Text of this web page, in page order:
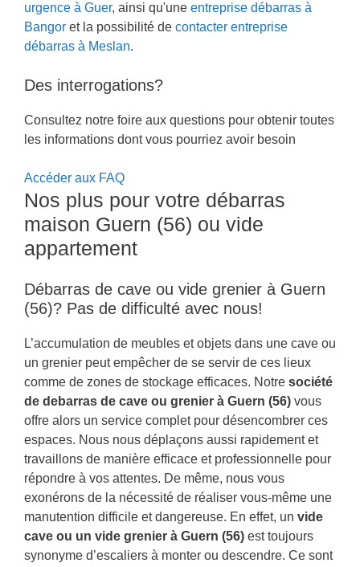
urgence à Guer, ainsi qu'une entreprise débarras à
Bangor et la possibilité de contacter entreprise
débarras à Meslan.
Des interrogations?
Consultez notre foire aux questions pour obtenir toutes
les informations dont vous pourriez avoir besoin
Accéder aux FAQ
Nos plus pour votre débarras
maison Guern (56) ou vide
appartement
Débarras de cave ou vide grenier à Guern
(56)? Pas de difficulté avec nous!
L’accumulation de meubles et objets dans une cave ou
un grenier peut empêcher de se servir de ces lieux
comme de zones de stockage efficaces. Notre société
de debarras de cave ou grenier à Guern (56) vous
offre alors un service complet pour désencombrer ces
espaces. Nous nous déplaçons aussi rapidement et
travaillons de manière efficace et professionnelle pour
répondre à vos attentes. De même, nous vous
exonérons de la nécessité de réaliser vous-même une
manutention difficile et dangereuse. En effet, un vide
cave ou un vide grenier à Guern (56) est toujours
synonyme d’escaliers à monter ou descendre. Ce sont